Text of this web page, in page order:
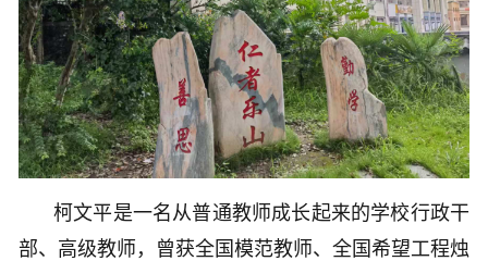
柯文平是一名从普通教师成长起来的学校行政干
部、高级教师，曾获全国模范教师、全国希望工程烛